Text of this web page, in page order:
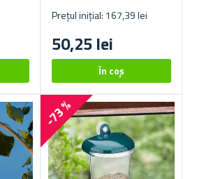
Prețul inițial: 167,39 lei
50,25 lei
-73 %